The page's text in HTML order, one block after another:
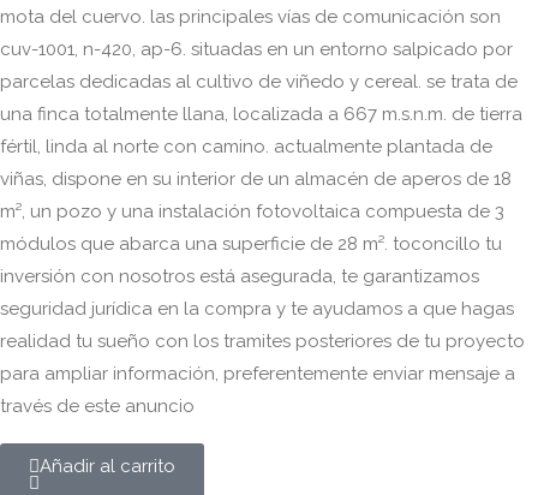
mota del cuervo. las principales vías de comunicación son
cuv-1001, n-420, ap-6. situadas en un entorno salpicado por
parcelas dedicadas al cultivo de viñedo y cereal. se trata de
una finca totalmente llana, localizada a 667 m.s.n.m. de tierra
fértil, linda al norte con camino. actualmente plantada de
viñas, dispone en su interior de un almacén de aperos de 18
m², un pozo y una instalación fotovoltaica compuesta de 3
módulos que abarca una superficie de 28 m². toconcillo tu
inversión con nosotros está asegurada, te garantizamos
seguridad jurídica en la compra y te ayudamos a que hagas
realidad tu sueño con los tramites posteriores de tu proyecto
para ampliar información, preferentemente enviar mensaje a
través de este anuncio
Añadir al carrito